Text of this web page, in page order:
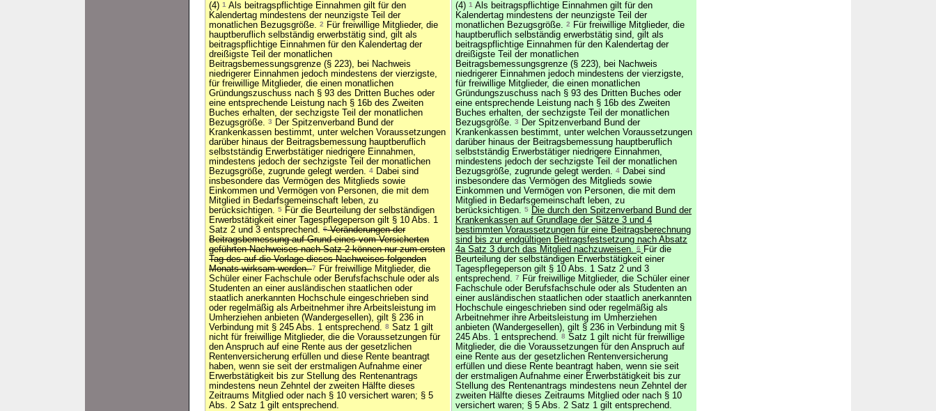
(4) 1 Als beitragspflichtige Einnahmen gilt für den
Kalendertag mindestens der neunzigste Teil der
monatlichen Bezugsgröße. 2
Für freiwillige Mitglieder, die
hauptberuflich selbständig erwerbstätig sind, gilt als
beitragspflichtige Einnahmen für den Kalendertag der
dreißigste Teil der monatlichen
Beitragsbemessungsgrenze (§ 223), bei Nachweis
niedrigerer Einnahmen jedoch mindestens der vierzigste,
für freiwillige Mitglieder, die einen monatlichen
Gründungszuschuss nach § 93 des Dritten Buches oder
eine entsprechende Leistung nach § 16b des Zweiten
Buches erhalten, der sechzigste Teil der monatlichen
Bezugsgröße. 3
Der Spitzenverband Bund der
Krankenkassen bestimmt, unter welchen Voraussetzungen
darüber hinaus der Beitragsbemessung hauptberuflich
selbstständig Erwerbstätiger niedrigere Einnahmen,
mindestens jedoch der sechzigste Teil der monatlichen
Bezugsgröße, zugrunde gelegt werden. 4 Dabei sind
insbesondere das Vermögen des Mitglieds sowie
Einkommen und Vermögen von Personen, die mit dem
Mitglied in Bedarfsgemeinschaft leben, zu
berücksichtigen. 5 Für die Beurteilung der selbständigen
Erwerbstätigkeit einer Tagespflegeperson gilt § 10 Abs. 1
Satz 2 und 3 entsprechend. 6Veränderungen der
Beitragsbemessung auf Grund eines vom Versicherten
geführten Nachweises nach Satz 2 können nur zum ersten
Tag des auf die Vorlage dieses Nachweises folgenden
Monats wirksam werden.7
Für freiwillige Mitglieder, die
Schüler einer Fachschule oder Berufsfachschule oder als
Studenten an einer ausländischen staatlichen oder
staatlich anerkannten Hochschule eingeschrieben sind
oder regelmäßig als Arbeitnehmer ihre Arbeitsleistung im
Umherziehen anbieten (Wandergesellen), gilt § 236 in
Verbindung mit § 245 Abs. 1 entsprechend. 8 Satz 1 gilt
nicht für freiwillige Mitglieder, die die Voraussetzungen für
den Anspruch auf eine Rente aus der gesetzlichen
Rentenversicherung erfüllen und diese Rente beantragt
haben, wenn sie seit der erstmaligen Aufnahme einer
Erwerbstätigkeit bis zur Stellung des Rentenantrags
mindestens neun Zehntel der zweiten Hälfte dieses
Zeitraums Mitglied oder nach § 10 versichert waren; § 5
Abs. 2 Satz 1 gilt entsprechend.
(4) 1 Als beitragspflichtige Einnahmen gilt für den
Kalendertag mindestens der neunzigste Teil der
monatlichen Bezugsgröße. 2
Für freiwillige Mitglieder, die
hauptberuflich selbständig erwerbstätig sind, gilt als
beitragspflichtige Einnahmen für den Kalendertag der
dreißigste Teil der monatlichen
Beitragsbemessungsgrenze (§ 223), bei Nachweis
niedrigerer Einnahmen jedoch mindestens der vierzigste,
für freiwillige Mitglieder, die einen monatlichen
Gründungszuschuss nach § 93 des Dritten Buches oder
eine entsprechende Leistung nach § 16b des Zweiten
Buches erhalten, der sechzigste Teil der monatlichen
Bezugsgröße. 3
Der Spitzenverband Bund der
Krankenkassen bestimmt, unter welchen Voraussetzungen
darüber hinaus der Beitragsbemessung hauptberuflich
selbstständig Erwerbstätiger niedrigere Einnahmen,
mindestens jedoch der sechzigste Teil der monatlichen
Bezugsgröße, zugrunde gelegt werden. 4 Dabei sind
insbesondere das Vermögen des Mitglieds sowie
Einkommen und Vermögen von Personen, die mit dem
Mitglied in Bedarfsgemeinschaft leben, zu
berücksichtigen. 5 Die durch den Spitzenverband Bund der
Krankenkassen auf Grundlage der Sätze 3 und 4
bestimmten Voraussetzungen für eine Beitragsberechnung
sind bis zur endgültigen Beitragsfestsetzung nach Absatz
4a Satz 3 durch das Mitglied nachzuweisen. 6
Für die
Beurteilung der selbständigen Erwerbstätigkeit einer
Tagespflegeperson gilt § 10 Abs. 1 Satz 2 und 3
entsprechend. 7
Für freiwillige Mitglieder, die Schüler einer
Fachschule oder Berufsfachschule oder als Studenten an
einer ausländischen staatlichen oder staatlich anerkannten
Hochschule eingeschrieben sind oder regelmäßig als
Arbeitnehmer ihre Arbeitsleistung im Umherziehen
anbieten (Wandergesellen), gilt § 236 in Verbindung mit §
245 Abs. 1 entsprechend. 8 Satz 1 gilt nicht für freiwillige
Mitglieder, die die Voraussetzungen für den Anspruch auf
eine Rente aus der gesetzlichen Rentenversicherung
erfüllen und diese Rente beantragt haben, wenn sie seit
der erstmaligen Aufnahme einer Erwerbstätigkeit bis zur
Stellung des Rentenantrags mindestens neun Zehntel der
zweiten Hälfte dieses Zeitraums Mitglied oder nach § 10
versichert waren; § 5 Abs. 2 Satz 1 gilt entsprechend.